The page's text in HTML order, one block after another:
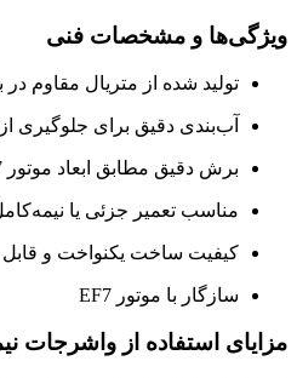
ویژگی‌ها و مشخصات فنی
تولید شده از متریال مقاوم
آب‌بندی دقیق برای جلوگیری
برش دقیق مطابق ابعاد موتور EF7
مناسب تعمیر جزئی یا
کیفیت ساخت یکنواخت و قابل
سازگار با موتور EF7
مزایای استفاده از واشرجات